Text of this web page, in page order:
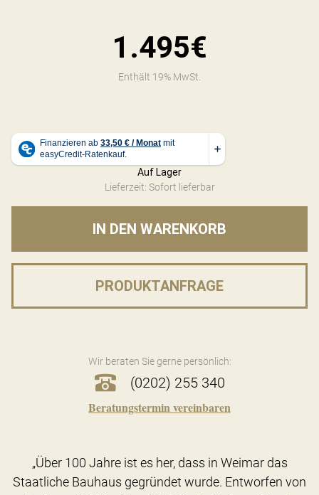
1.495€
Enthält 19% MwSt.
Auf Lager
Lieferzeit: Sofort lieferbar
IN DEN WARENKORB
PRODUKTANFRAGE
Wir beraten Sie gerne persönlich:
(0202) 255 340
Beratungstermin vereinbaren
„Über 100 Jahre ist es her, dass in Weimar das
Staatliche Bauhaus gegründet wurde. Entworfen von